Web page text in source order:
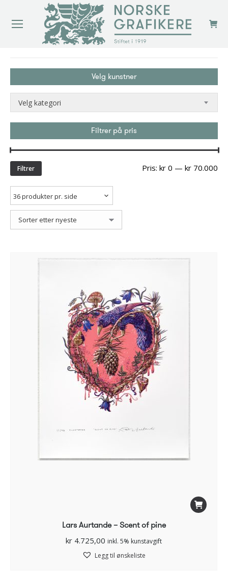
Velg kunstner
Velg kategori
Filtrer på pris
Filtrer Pris: kr 0 — kr 70.000
Lars Aurtande – Scent of pine
kr 4.725,00 inkl. 5% kunstavgift
Legg til ønskeliste